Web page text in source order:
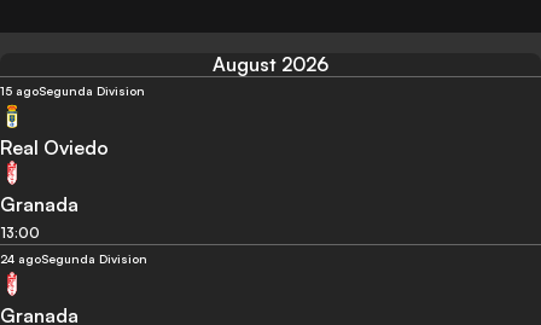
August 2026
15 agoSegunda Division
Real Oviedo
Granada
13:00
24 agoSegunda Division
Granada